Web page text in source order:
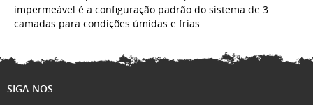
impermeável é a configuração padrão do sistema de 3
camadas para condições úmidas e frias.
SIGA-NOS